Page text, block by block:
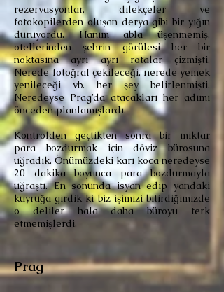
rezervasyonlar, dilekçeler ve
fotokopilerden oluşan derya gibi bir yığın
duruyordu. Hanım abla üşenmemiş,
otellerinden şehrin görülesi her bir
noktasına ayrı ayrı rotalar çizmişti.
Nerede fotoğraf çekileceği, nerede yemek
yenileceği vb. her şey belirlenmişti.
Neredeyse Prag’da atacakları her adımı
önceden planlamışlardı.
Kontrolden geçtikten sonra bir miktar
para bozdurmak için döviz bürosuna
uğradık. Önümüzdeki karı koca neredeyse
20 dakika boyunca para bozdurmayla
uğraştı. En sonunda isyan edip yandaki
kuyruğa girdik ki biz işimizi bitirdiğimizde
o deliler hala daha büroyu terk
etmemişlerdi.
Prag